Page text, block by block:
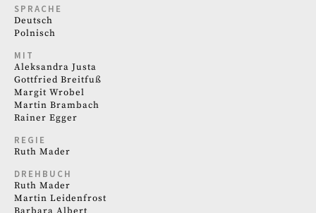
SPRACHE
Deutsch
Polnisch
MIT
Aleksandra Justa
Gottfried Breitfuß
Margit Wrobel
Martin Brambach
Rainer Egger
REGIE
Ruth Mader
DREHBUCH
Ruth Mader
Martin Leidenfrost